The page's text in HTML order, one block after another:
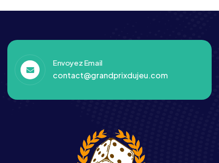
Envoyez Email
contact@grandprixdujeu.com